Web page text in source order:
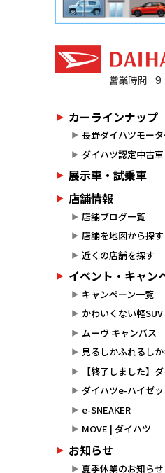
カーラインナップ
長野ダイハツモー
ダイハツ認定中古車
展示車・試乗車
店舗情報
店舗ブログ一覧
店舗を地図から探す
近くの店舗を探す
イベント・キャン
キャンペーン一覧
かわいくない軽
ムーヴ キャンバス
見るしかふれるし
【終了しました】
ダイハツe-ハイゼ
e-SNEAKER
MOVE | ダイハツ
お知らせ
夏季休業のお知らせ